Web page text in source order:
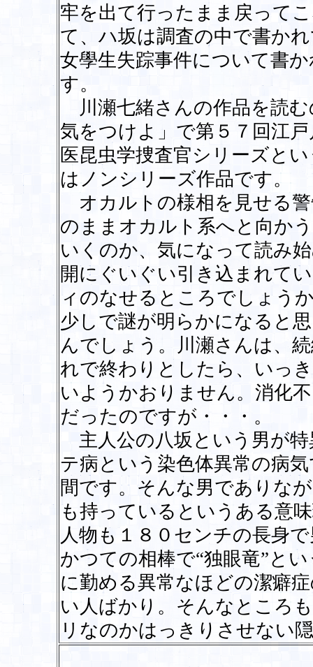
牢を出て行ったまま戻って
て、ハ坂は調査の中で書か
女學生失踪事件について書
す。
川瀬七緒さんの作品を読
気をつけよ」で第５７回江
医昆虫学捜査官シリーズと
はノンシリーズ作品です。
オカルトの様相を見せる
のままオカルト系へと向か
いくのか、気になって読み
開にぐいぐい引き込まれて
ィのなせるところでしょう
少しで謎が明らかになると
んでしょう。川瀬さんは、
れで終わりとしたら、いっ
いようかおりません。消化
だったのですが・・・。
主人公の八坂という男が
テ病という染色体異常の病
間です。そんな男でありな
も持っているというある意
人物も１８０センチの長身
かつての相棒で“独眼竜”と
に勤める異常なほどの潔癖
い人ばかり。そんなところ
リなのかはっきりさせない